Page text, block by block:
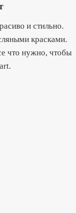
и стильно.
красками.
что нужно, чтобы